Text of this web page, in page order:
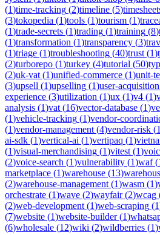
(1)time-tracking (2)timeline (5)
(3)tokopedia (1)tools (1)tourism (1)
(1)trade-secrets (1)trading (1)training (8)
(1)transformation (1)transparency (3)
(1)triage (1)troubleshooting (40)trust (1)
(2)turborepo (1)turkey (4)tutorial (50)
(2)uk-vat (1)unified-commerce (1)unit-
(3)upsell (1)upselling (1)user-acquisition
experience (3)utilization (1)ux (1)v4 (1)
analysis (1)vat (16)vector-database (1)
(1)vehicle-tracking (1)vendor-
(1)vendor-management (4)vendor-risk (1
ai-sdk (1)vertical-ai (1)vertipaq (1)
(1)visual-merchandising (1)vitest (1)
(2)voice-search (1)vulnerability (1)waf(
marketplace (1)warehouse (13)
(2)warehouse-management (1)wasm (1)
orchestrate (1)wave (2)wayfair(2)wcag
(2)web-development (1)web-scraping (1
(7)website (1)website-builder(1)
(6)wholesale (12)wiki (2)wildberries (1)